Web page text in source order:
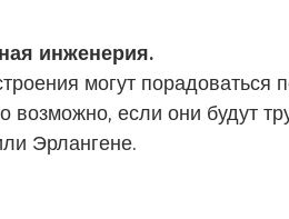
инженерия.
могут порадоваться
если они будут
Эрлангене.